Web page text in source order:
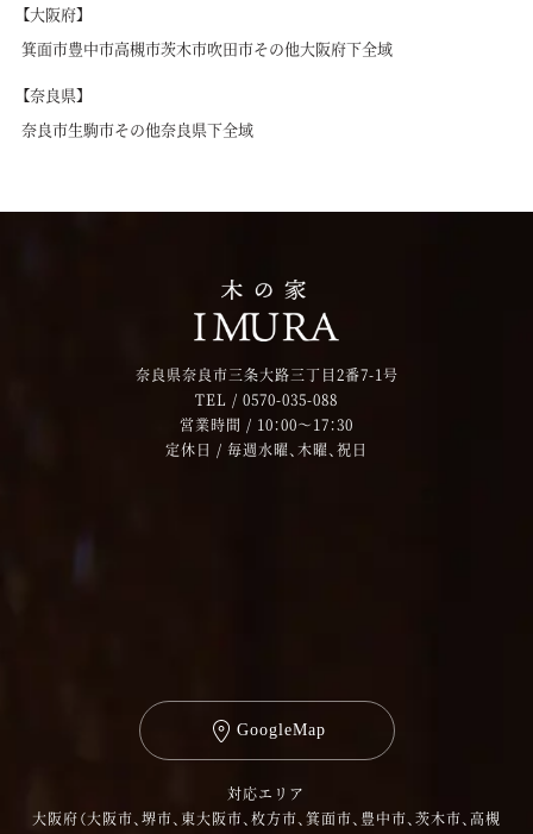
【大阪府】
箕面市豊中市高槻市茨木市吹田市その他大阪府下全域
【奈良県】
奈良市生駒市その他奈良県下全域
奈良県奈良市三条大路三丁目2番7-1号
TEL / 0570-035-088
営業時間 / 10：00～17：30
定休日 / 毎週水曜、木曜、祝日
GoogleMap
対応エリア
大阪府（大阪市、堺市、東大阪市、枚方市、箕面市、豊中市、茨木市、高槻